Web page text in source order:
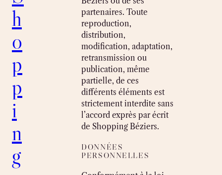
h
o
p
p
i
n
g
partenaires. Toute
reproduction,
distribution,
modification, adaptation,
retransmission ou
publication, même
partielle, de ces
différents éléments est
strictement interdite sans
l’accord exprès par écrit
de Shopping Béziers.
DONNÉES
PERSONNELLES